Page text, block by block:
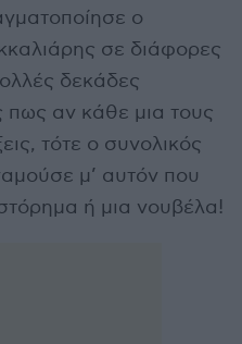
ο
σε διάφορες
δεκάδες
αν κάθε μια τους
τότε ο συνολικός
μ’ αυτόν που
ή μια νουβέλα!